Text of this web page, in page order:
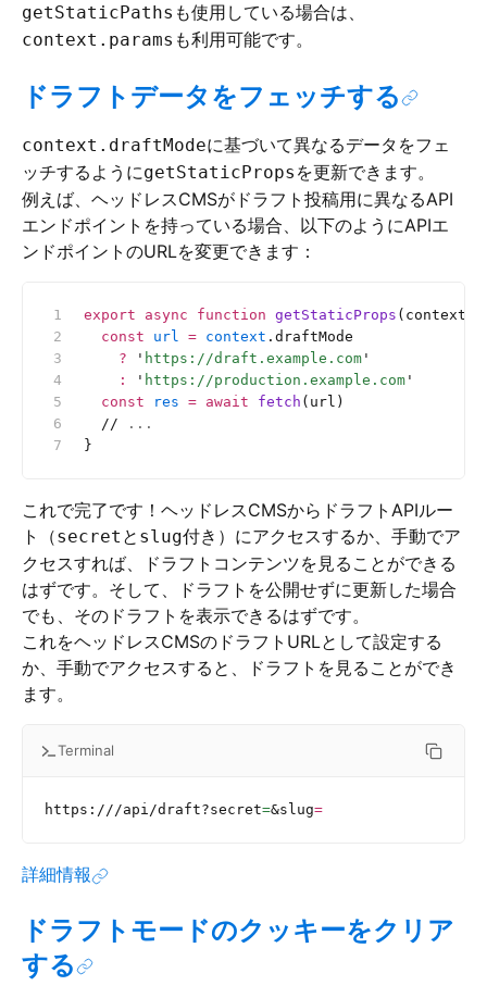
getStaticPaths も使用している場合は、
context.params も利用可能です。
ドラフトデータをフェッチする
context.draftModeに基づいて異なるデータをフェ
ッチするようにgetStaticProps を更新できます。
例えば、ヘッドレスCMSがドラフト投稿用に異なるAPI
エンドポイントを持っている場合、以下のようにAPIエ
ンドポイントのURLを変更できます：
export async function getStaticProps (context)
  const
url = context .draftMode
    ?
' https://draft.example.com '
    :
' https://production.example.com '
  const
res = await fetch (url)
  //
...
}
これで完了です！ヘッドレスCMSからドラフトAPIルー
ト（secret と slug付き）にアクセスするか、手動でア
クセスすれば、ドラフトコンテンツを見ることができる
はずです。そして、ドラフトを公開せずに更新した場合
でも、そのドラフトを表示できるはずです。
これをヘッドレスCMSのドラフトURLとして設定する
か、手動でアクセスすると、ドラフトを見ることができ
ます。
Terminal
https:///api/draft?secret=&slug=
詳細情報
ドラフトモードのクッキーをクリア
する